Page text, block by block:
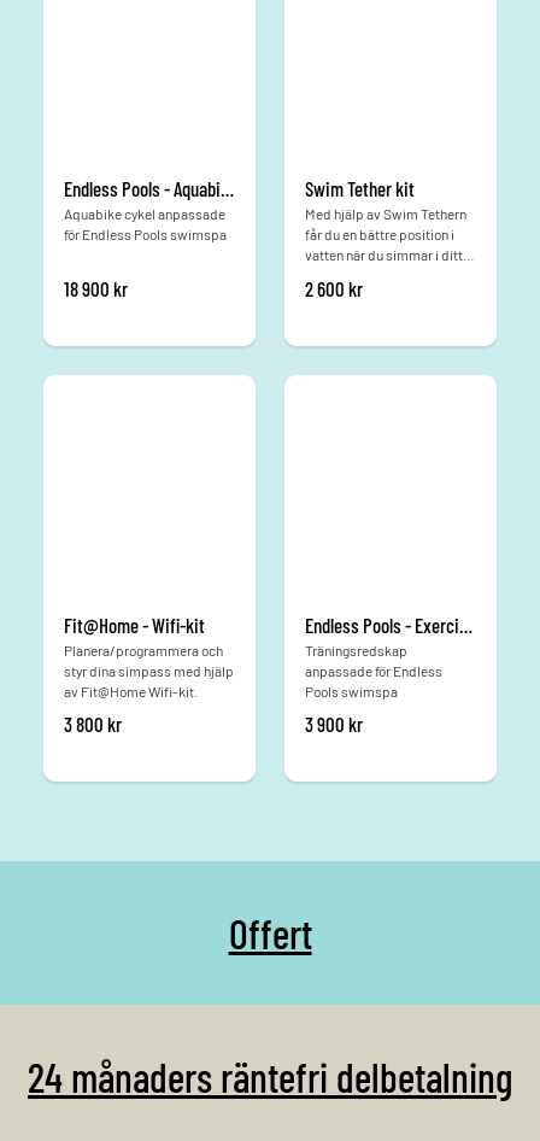
Endless Pools - Aquabike
Aquabike cykel anpassade
för Endless Pools swimspa
18 900 kr
Swim Tether kit
Med hjälp av Swim Tethern
får du en bättre position i
vatten när du simmar i ditt
2 600 kr
Fit@Home - Wifi-kit
Planera/programmera och
styr dina simpass med hjälp
av Fit@Home Wifi-kit.
3 800 kr
Endless Pools - Exercise Kit
Träningsredskap
anpassade för Endless
Pools swimspa
3 900 kr
Offert
24 månaders räntefri delbetalning